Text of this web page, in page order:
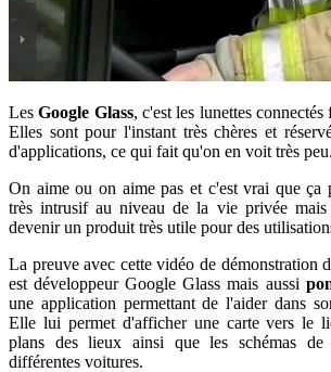
LesGoogle Glass, c'est les lunettes
Elles sont pour l'instant très chères et
d'applications, ce qui fait qu'on en voit très peu.
On aime ou on aime pas et c'est vrai que ça
très intrusif au niveau de la vie privée mais
devenir un produit très utile pour des
La preuve avec cette vidéo de démonstration
est développeur Google Glass mais aussi
une application permettant de l'aider dans
Elle lui permet d'afficher une carte vers le
plans des lieux ainsi que les schémas de
différentes voitures.